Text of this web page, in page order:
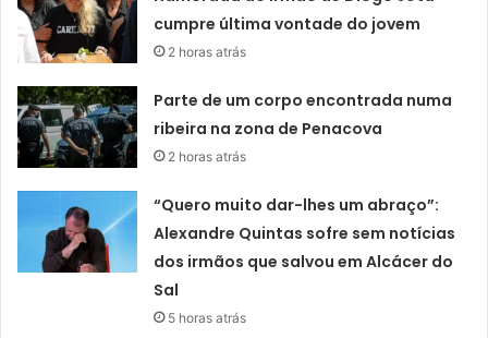
cumpre última vontade do jovem
2 horas atrás
Parte de um corpo encontrada numa
ribeira na zona de Penacova
2 horas atrás
“Quero muito dar-lhes um abraço”:
Alexandre Quintas sofre sem notícias
dos irmãos que salvou em Alcácer do
Sal
5 horas atrás